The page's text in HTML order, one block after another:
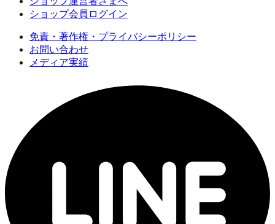
ショップ会員ログイン
免責・著作権・プライバシーポリシー
お問い合わせ
メディア実績